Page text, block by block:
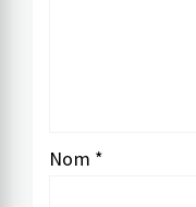
Nom *